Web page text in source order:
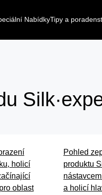
NabídkyTipy a
holicí
oblast
Pohled
produktu
a holicí